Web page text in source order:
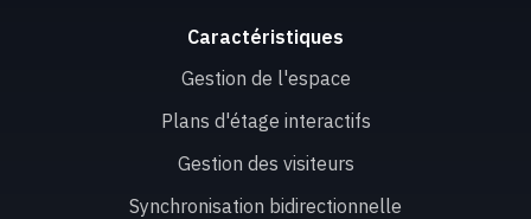
Caractéristiques
Gestion de l'espace
Plans d'étage interactifs
Gestion des visiteurs
Synchronisation bidirectionnelle